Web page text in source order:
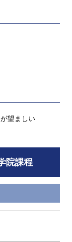
望ましい
院課程